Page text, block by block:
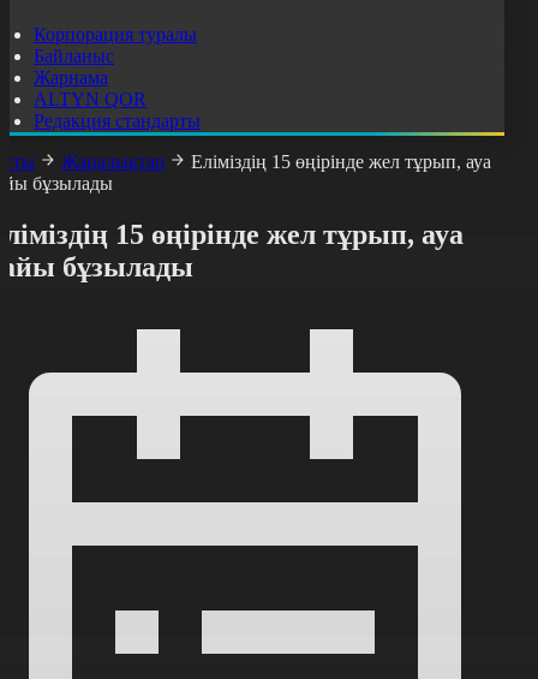
Корпорация туралы
Байланыс
Жарнама
ALTYN QOR
Редакция стандарты
Жаңалықтар
Еліміздің 15 өңірінде жел тұрып, ауа
бұзылады
15 өңірінде жел тұрып, ауа
бұзылады